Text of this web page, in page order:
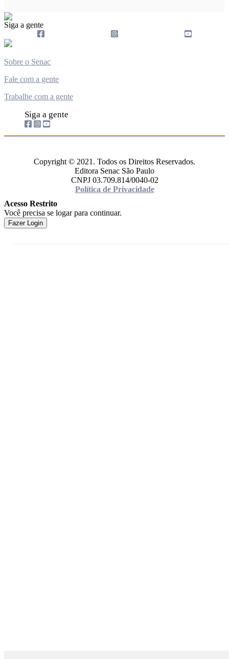
Siga a gente
Sobre o Senac
Fale com a gente
Trabalhe com a gente
Siga a gente
Copyright © 2021. Todos os Direitos Reservados.
Editora Senac São Paulo
CNPJ 03.709.814/0040-02
Política de Privacidade
Acesso Restrito
Você precisa se logar para continuar.
Fazer Login